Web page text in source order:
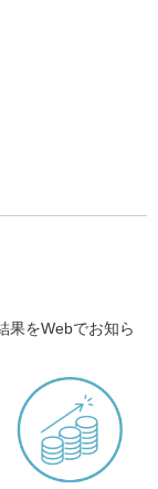
果をWebでお知ら